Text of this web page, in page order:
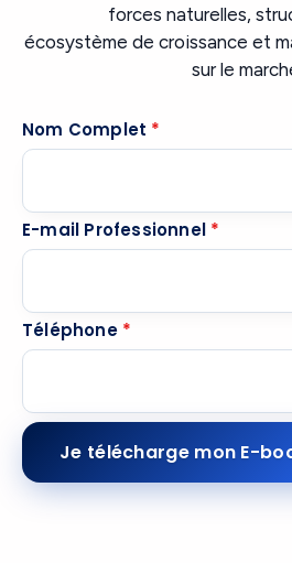
forces naturelles,
écosystème de croissance et
sur le
Nom Complet *
E-mail Professionnel *
Téléphone *
Je télécharge mon E-